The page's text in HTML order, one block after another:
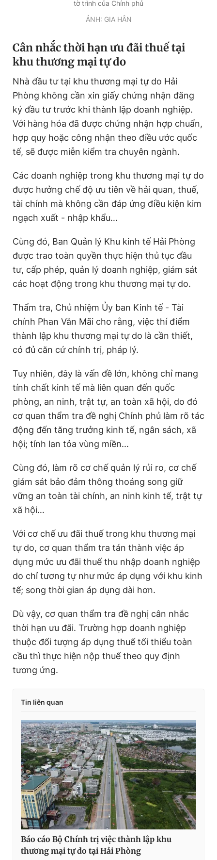
tờ trình của Chính phủ
ẢNH: GIA HÂN
Cân nhắc thời hạn ưu đãi thuế tại
khu thương mại tự do
Nhà đầu tư tại khu thương mại tự do Hải
Phòng không cần xin giấy chứng nhận đăng
ký đầu tư trước khi thành lập doanh nghiệp.
Với hàng hóa đã được chứng nhận hợp chuẩn,
hợp quy hoặc công nhận theo điều ước quốc
tế, sẽ được miễn kiểm tra chuyên ngành.
Các doanh nghiệp trong khu thương mại tự do
được hưởng chế độ ưu tiên về hải quan, thuế,
tài chính mà không cần đáp ứng điều kiện kim
ngạch xuất - nhập khẩu…
Cùng đó, Ban Quản lý Khu kinh tế Hải Phòng
được trao toàn quyền thực hiện thủ tục đầu
tư, cấp phép, quản lý doanh nghiệp, giám sát
các hoạt động trong khu thương mại tự do.
Thẩm tra, Chủ nhiệm Ủy ban Kinh tế - Tài
chính Phan Văn Mãi cho rằng, việc thí điểm
thành lập khu thương mại tự do là cần thiết,
có đủ căn cứ chính trị, pháp lý.
Tuy nhiên, đây là vấn đề lớn, không chỉ mang
tính chất kinh tế mà liên quan đến quốc
phòng, an ninh, trật tự, an toàn xã hội, do đó
cơ quan thẩm tra đề nghị Chính phủ làm rõ tác
động đến tăng trưởng kinh tế, ngân sách, xã
hội; tính lan tỏa vùng miền...
Cùng đó, làm rõ cơ chế quản lý rủi ro, cơ chế
giám sát bảo đảm thông thoáng song giữ
vững an toàn tài chính, an ninh kinh tế, trật tự
xã hội…
Với cơ chế ưu đãi thuế trong khu thương mại
tự do, cơ quan thẩm tra tán thành việc áp
dụng mức ưu đãi thuế thu nhập doanh nghiệp
do chỉ tương tự như mức áp dụng với khu kinh
tế; song thời gian áp dụng dài hơn.
Dù vậy, cơ quan thẩm tra đề nghị cân nhắc
thời hạn ưu đãi. Trường hợp doanh nghiệp
thuộc đối tượng áp dụng thuế tối thiểu toàn
cầu thì thực hiện nộp thuế theo quy định
tương ứng.
Tin liên quan
Báo cáo Bộ Chính trị việc thành lập khu
thương mại tự do tại Hải Phòng